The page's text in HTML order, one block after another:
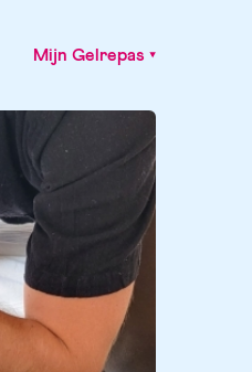
Mijn Gelrepas